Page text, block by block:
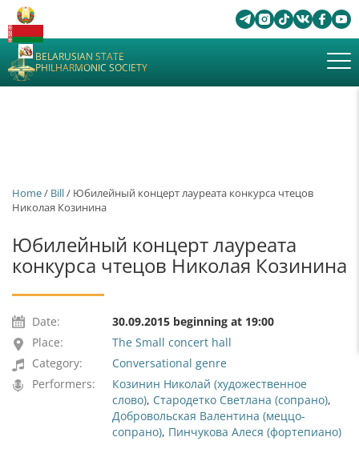
BELARUSIAN STATE
PHILHARMONIC SOCIETY
Home/ Bill/ Юбилейный концерт лауреата конкурса чтецов
Николая Козинина
Юбилейный концерт лауреата
конкурса чтецов Николая Козинина
Date:
30.09.2015 beginning at 19:00
Place:
The Small concert hall
Category:
Conversational genre
Performers:
Козинин Николай (художественное
слово), Стародетко Светлана (сопрано),
Добровольская Валентина (меццо-
сопрано), Пинчукова Алеся (фортепиано)